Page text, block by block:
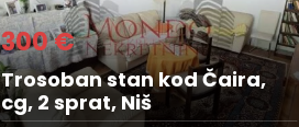
300 €
Trosoban stan kod Čaira,
cg, 2 sprat, Niš